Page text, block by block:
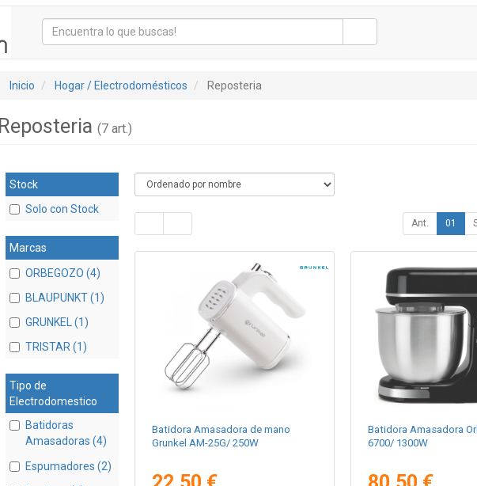
Inicio Hogar / Electrodomésticos Reposteria
Reposteria (7 art.)
Stock
Solo con Stock
Marcas
ORBEGOZO (4)
BLAUPUNKT (1)
GRUNKEL (1)
TRISTAR (1)
Tipo de
Electrodomestico
Batidoras
Amasadoras (4)
Espumadores (2)
Ant. 01
Batidora Amasadora de mano
Grunkel AM-25G/ 250W
Batidora Amasadora
6700/ 1300W